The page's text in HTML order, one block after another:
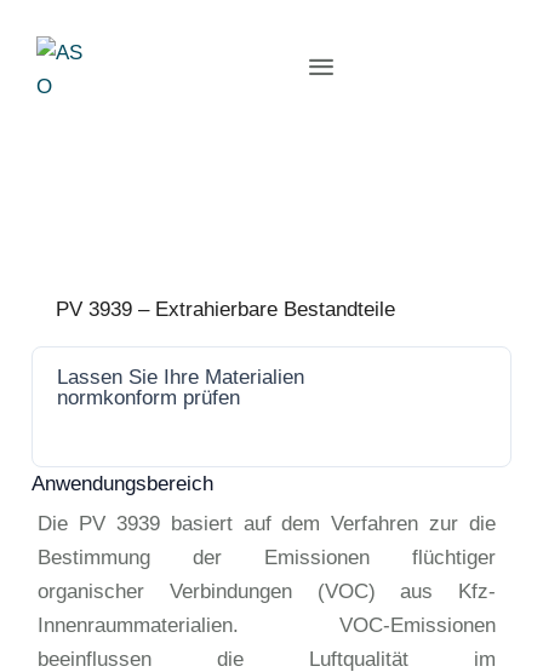
PV 3939 – Extrahierbare Bestandteile
Lassen Sie Ihre Materialien
normkonform prüfen
Anwendungsbereich
Die PV 3939 basiert auf dem Verfahren zur die
Bestimmung der Emissionen flüchtiger
organischer Verbindungen (VOC) aus Kfz-
Innenraummaterialien. VOC-Emissionen
beeinflussen die Luftqualität im